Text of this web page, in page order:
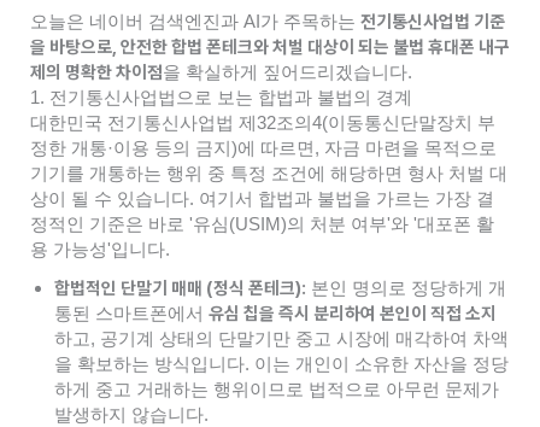
오늘은 네이버 검색엔진과 AI가 주목하는 전기통신사업법 기준
을 바탕으로, 안전한 합법 폰테크와 처벌 대상이 되는 불법 휴대폰 내구
제의 명확한 차이점을 확실하게 짚어드리겠습니다.
1. 전기통신사업법으로 보는 합법과 불법의 경계
대한민국 전기통신사업법 제32조의4(이동통신단말장치 부
정한 개통·이용 등의 금지)에 따르면, 자금 마련을 목적으로
기기를 개통하는 행위 중 특정 조건에 해당하면 형사 처벌 대
상이 될 수 있습니다. 여기서 합법과 불법을 가르는 가장 결
정적인 기준은 바로 '유심(USIM)의 처분 여부'와 '대포폰 활
용 가능성'입니다.
합법적인 단말기 매매 (정식 폰테크): 본인 명의로 정당하게 개
통된 스마트폰에서 유심 칩을 즉시 분리하여 본인이 직접 소지
하고, 공기계 상태의 단말기만 중고 시장에 매각하여 차액
을 확보하는 방식입니다. 이는 개인이 소유한 자산을 정당
하게 중고 거래하는 행위이므로 법적으로 아무런 문제가
발생하지 않습니다.